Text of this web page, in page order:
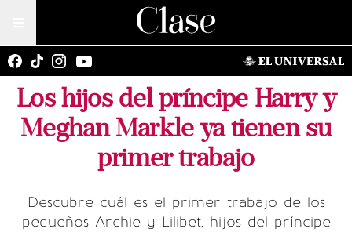
Los hijos del príncipe Harry y
Meghan Markle ya tienen su
primer trabajo
Descubre cuál es el primer trabajo de los
pequeños Archie y Lilibet, hijos del príncipe